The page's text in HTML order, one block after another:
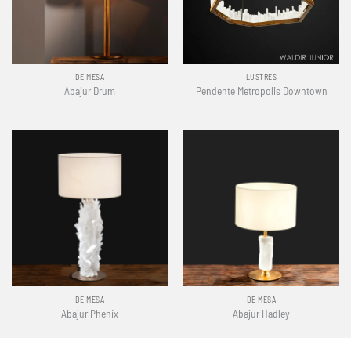
DE MESA
Abajur Drum
LUSTRES
Pendente Metropolis Downtown
DE MESA
Abajur Phenix
DE MESA
Abajur Hadley